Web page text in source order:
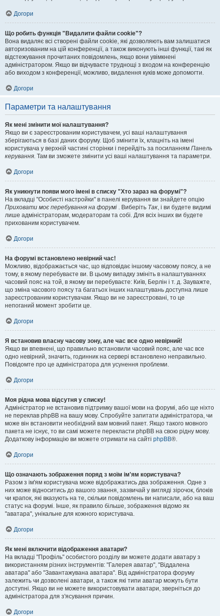
Догори
Що робить функція "Видалити файли cookie"?
Вона видаляє всі створені файли cookie, які дозволяють вам залишатися
авторизованим на цій конференції, а також виконують інші функції, такі як
відстежування прочитаних повідомлень, якщо вони увімкнені
адміністратором. Якщо ви відчуваєте труднощі з входом на конференцію
або виходом з конференції, можливо, видалення куків може допомогти.
Догори
Параметри та налаштування
Як мені змінити мої налаштування?
Якщо ви є зареєстрованим користувачем, усі ваші налаштування
зберігаються в базі даних форуму. Щоб змінити їх, клацніть на імені
користувача у верхній частині сторінки і перейдіть за посиланням Панель
керування. Там ви зможете змінити усі ваші налаштування та параметри.
Догори
Як уникнути появи мого імені в списку "Хто зараз на форумі"?
На вкладці "Особисті настройки" в панелі керування ви знайдете опцію
Приховати моє перебування на форумі . Виберіть Так, і ви будете видимі
лише адміністраторам, модераторам та собі. Для всіх інших ви будете
прихованим користувачем.
Догори
На форумі встановлено невірний час!
Можливо, відображається час, що відповідає іншому часовому поясу, а не
тому, в якому перебуваєте ви. В цьому випадку змініть в налаштуваннях
часовий пояс на той, в якому ви перебуваєте: Київ, Берлін і т. д. Зауважте,
що зміна часового поясу та багатьох інших налаштувань доступна лише
зареєстрованим користувачам. Якщо ви не зареєстровані, то це
непоганий момент зробити це.
Догори
Я встановив власну часову зону, але час все одно невірний!
Якщо ви впевнені, що правильно встановили часовий пояс, але час все
одно невірний, значить, годинник на сервері встановлено неправильно.
Повідомте про це адміністратора для усунення проблеми.
Догори
Моя рідна мова відсутня у списку!
Адміністратор не встановив підтримку вашої мови на форумі, або ще ніхто
не переклав phpBB на вашу мову. Спробуйте запитати адміністратора, чи
може він встановити необхідний вам мовний пакет. Якщо такого мовного
пакета не існує, то ви самі можете перекласти phpBB на свою рідну мову.
Додаткову інформацію ви можете отримати на сайті phpBB®.
Догори
Що означають зображення поряд з моїм ім'ям користувача?
Разом з ім'ям користувача може відображатись два зображення. Одне з
них може відноситись до вашого звання, зазвичай у вигляді зірочок, блоків
чи крапок, які вказують на те, скільки повідомлень ви написали, або на ваш
статус на форумі. Інше, як правило більше, зображення відомо як
"аватара", унікальне для кожного користувача.
Догори
Як мені включити відображення аватари?
На вкладці "Профіль" особистого розділу ви можете додати аватару з
використанням різних інструментів: "Галерея аватар", "Віддалена
аватара" або "Завантажувана аватара". Від адміністратора форуму
залежить чи дозволені аватари, а також які типи аватар можуть бути
доступні. Якщо ви не можете використовувати аватари, зверніться до
адміністратора для з'ясування причин.
Догори